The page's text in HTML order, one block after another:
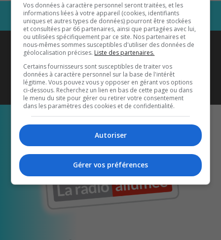
Coyote New Countryest diffusé
également sur1033 HD2
Écoutez-nous aussi sur…
Vos données à caractère personnel seront traitées, et les
informations liées à votre appareil (cookies, identifiants
uniques et autres types de données) pourront être stockées
et consultées par 66 partenaires, ainsi que partagées avec lui,
ou utilisées spécifiquement par ce site. Nos partenaires et
nous-mêmes sommes susceptibles d'utiliser des données de
géolocalisation précises. Liste des partenaires.
Certains fournisseurs sont susceptibles de traiter vos
données à caractère personnel sur la base de l'intérêt
légitime. Vous pouvez vous y opposer en gérant vos options
ci-dessous. Recherchez un lien en bas de cette page ou dans
le menu du site pour gérer ou retirer votre consentement
dans les paramètres des cookies et de confidentialité.
Autoriser
Gérer vos préférences